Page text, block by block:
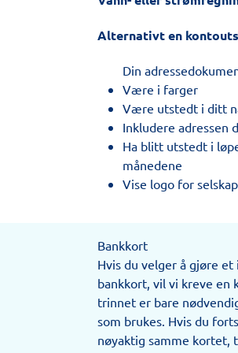
Alternativt en
Din
Være i farger
Være utstedt i ditt
Inkludere adressen
Ha blitt utstedt i
månedene
Vise logo for
Bankkort
Hvis du velger å gjøre
bankkort, vil vi kreve en
trinnet er bare
som brukes. Hvis du
nøyaktig samme kortet,